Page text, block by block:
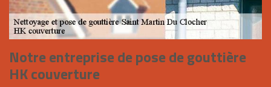
Notre entreprise de pose de gouttière
HK couverture